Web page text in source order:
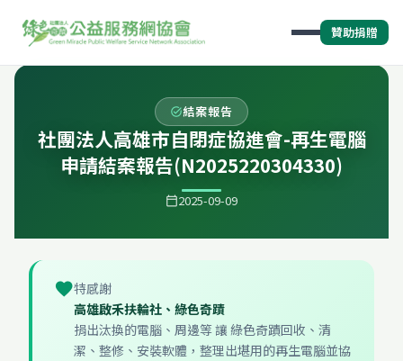
贊助捐贈
task_alt結案報告
社團法人高雄市自閉症協進會-再生電腦
申請結案報告(N2025220304330)
calendar_today2025-09-09
favorite特感謝
高雄啟禾扶輪社、綠色奇蹟
捐出汰換的電腦、周邊等 讓 綠色奇蹟回收、清
潔、整修、安裝軟體，整理出堪用的再生電腦並協